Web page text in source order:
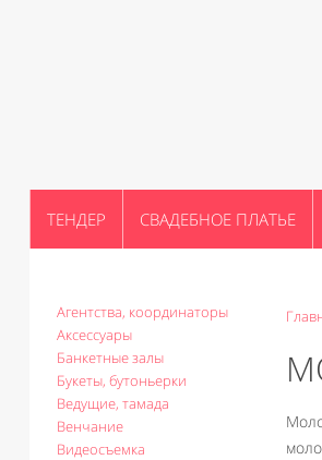
ТЕНДЕР СВАДЕБНОЕ ПЛАТЬЕ
Агентства, координаторы
Аксессуары
Банкетные залы
Букеты, бутоньерки
Ведущие, тамада
Венчание
Видеосъемка